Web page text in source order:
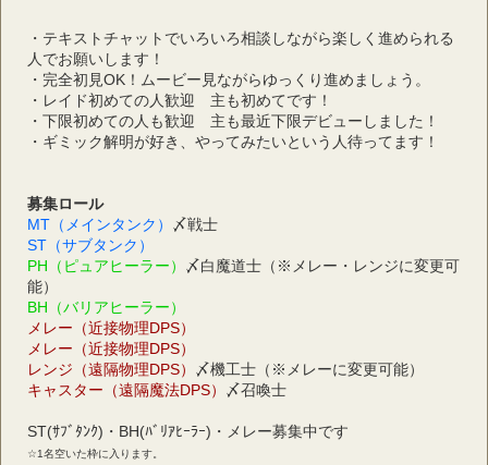
・テキストチャットでいろいろ相談しながら楽しく進められる
人でお願いします！
・完全初見OK！ムービー見ながらゆっくり進めましょう。
・レイド初めての人歓迎　主も初めてです！
・下限初めての人も歓迎　主も最近下限デビューしました！
・ギミック解明が好き、やってみたいという人待ってます！
募集ロール
MT（メインタンク） 〆戦士
ST（サブタンク）
PH（ピュアヒーラー） 〆白魔道士（※メレー・レンジに変更可
能）
BH（バリアヒーラー）
メレー（近接物理DPS）
メレー（近接物理DPS）
レンジ（遠隔物理DPS） 〆機工士（※メレーに変更可能）
キャスター（遠隔魔法DPS） 〆召喚士
ST(ｻﾌﾞﾀﾝｸ)・BH(ﾊﾞﾘｱﾋｰﾗｰ)・メレー募集中です
☆1名空いた枠に入ります。